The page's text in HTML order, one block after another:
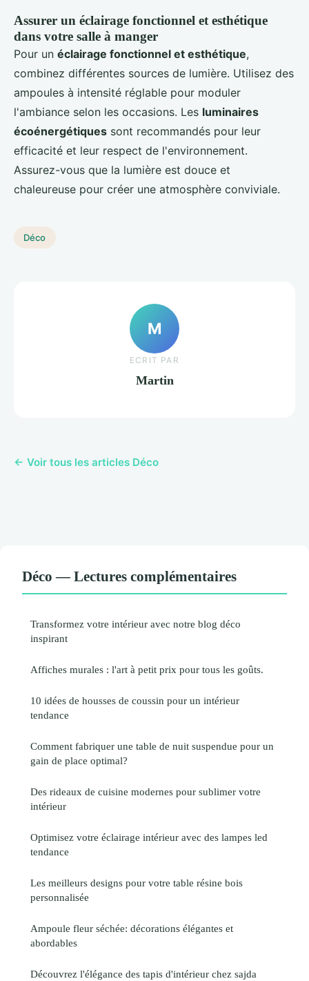
Assurer un éclairage fonctionnel et esthétique
dans votre salle à manger
Pour un éclairage fonctionnel et esthétique,
combinez différentes sources de lumière. Utilisez des
ampoules à intensité réglable pour moduler
l'ambiance selon les occasions. Les luminaires
écoénergétiques sont recommandés pour leur
efficacité et leur respect de l'environnement.
Assurez-vous que la lumière est douce et
chaleureuse pour créer une atmosphère conviviale.
Déco
M
ECRIT PAR
Martin
← Voir tous les articles Déco
Déco — Lectures complémentaires
Transformez votre intérieur avec notre blog déco
inspirant
Affiches murales : l'art à petit prix pour tous les goûts.
10 idées de housses de coussin pour un intérieur
tendance
Comment fabriquer une table de nuit suspendue pour un
gain de place optimal?
Des rideaux de cuisine modernes pour sublimer votre
intérieur
Optimisez votre éclairage intérieur avec des lampes led
tendance
Les meilleurs designs pour votre table résine bois
personnalisée
Ampoule fleur séchée: décorations élégantes et
abordables
Découvrez l'élégance des tapis d'intérieur chez sajda